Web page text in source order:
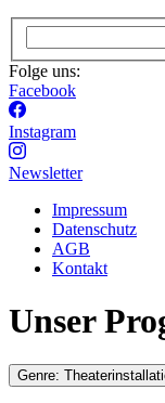
Folge uns:
Facebook
Instagram
Newsletter
Impressum
Datenschutz
AGB
Kontakt
Unser
Genre: